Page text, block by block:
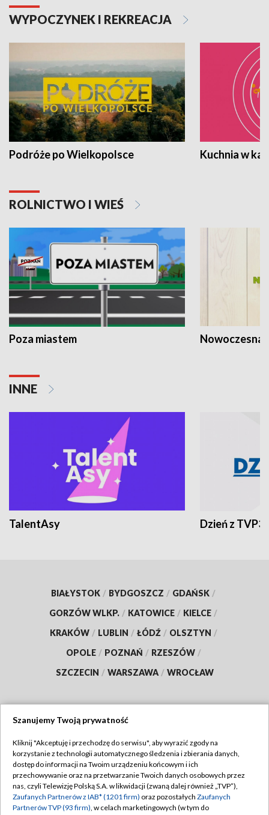
WYPOCZYNEK I REKREACJA
Podróże po Wielkopolsce Kuchnia w
ROLNICTWO I WIEŚ
Poza miastem Nowoczesna
INNE
TalentAsy Dzień z TVP3
BIAŁYSTOK / BYDGOSZCZ / GDAŃSK /
GORZÓW WLKP. / KATOWICE / KIELCE /
KRAKÓW / LUBLIN / ŁÓDŹ / OLSZTYN /
OPOLE / POZNAŃ / RZESZÓW /
SZCZECIN / WARSZAWA / WROCŁAW
TVP
Abonament TVP
Emisja w TVP
Regulamin TVP
Polityka prywatności
Szanujemy Twoją prywatność
Kliknij "Akceptuję i przechodzę do serwisu", aby wyrazić zgody na
korzystanie z technologii automatycznego śledzenia i zbierania danych,
dostęp do informacji na Twoim urządzeniu końcowym i ich
przechowywanie oraz na przetwarzanie Twoich danych osobowych przez
nas, czyli Telewizję Polską S.A. w likwidacji (zwaną dalej również „TVP”),
Zaufanych Partnerów z IAB* (1201 firm) oraz pozostałych Zaufanych
Partnerów TVP (93 firm), w celach marketingowych (w tym do